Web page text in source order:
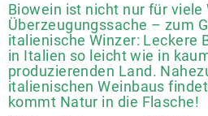
Biowein ist nicht nur für viele
Überzeugungssache – zum
italienische Winzer: Leckere
in Italien so leicht wie in
produzierenden Land.
italienischen Weinbaus
kommt Natur in die Flasche!